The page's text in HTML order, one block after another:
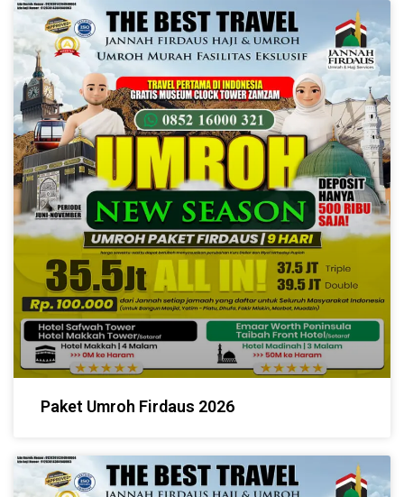
Paket Umroh Firdaus 2026